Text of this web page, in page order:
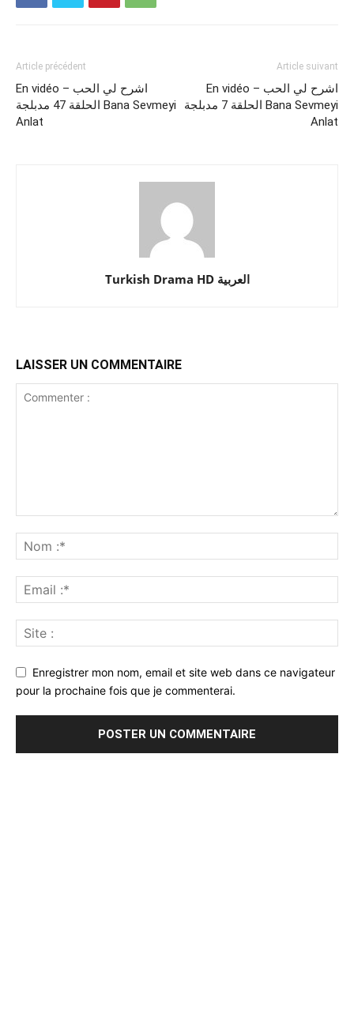
Article précédent
En vidéo – اشرح لي الحب
الحلقة 47 مدبلجة Bana Sevmeyi
Anlat
Article suivant
En vidéo – اشرح لي الحب
الحلقة 7 مدبلجة Bana Sevmeyi
Anlat
Turkish Drama HD العربية
LAISSER UN COMMENTAIRE
Enregistrer mon nom, email et site web dans ce navigateur
pour la prochaine fois que je commenterai.